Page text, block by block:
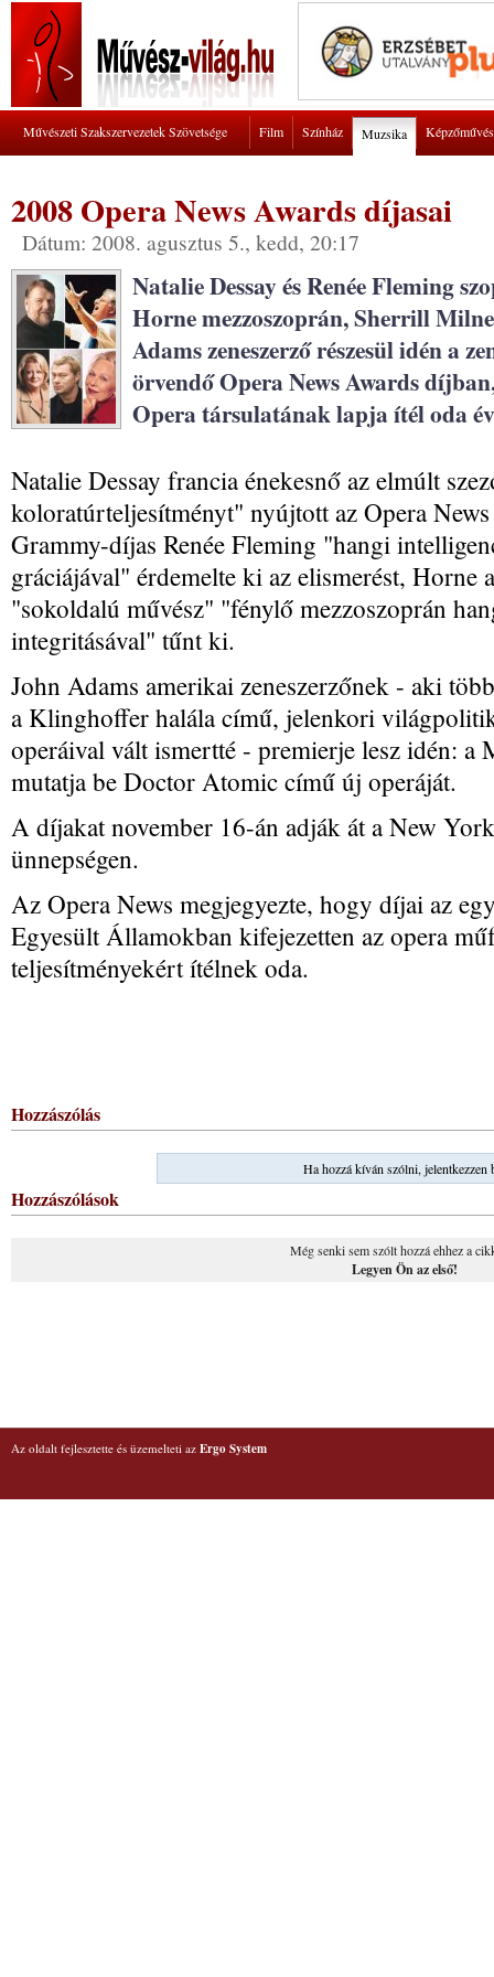
Művészeti Szakszervezetek Szövetsége Film Színház Muzsika
2008 Opera News Awards díjasai
Dátum: 2008. agusztus 5., kedd, 20:17
Natalie Dessay és Renée Fleming
Horne mezzoszoprán, Sherrill
Adams zeneszerző részesül idén a
örvendő Opera News Awards
Opera társulatának lapja ítél oda
Natalie Dessay francia énekesnő az elmúlt
koloratúrteljesítményt" nyújtott az Opera
Grammy-díjas Renée Fleming "hangi
gráciájával" érdemelte ki az elismerést, Horne
"sokoldalú művész" "fénylő mezzoszoprán
integritásával" tűnt ki.
John Adams amerikai zeneszerzőnek - aki
a Klinghoffer halála című, jelenkori
operáival vált ismertté - premierje lesz idén: a
mutatja be Doctor Atomic című új operáját.
A díjakat november 16-án adják át a New
ünnepségen.
Az Opera News megjegyezte, hogy díjai az
Egyesült Államokban kifejezetten az opera
teljesítményekért ítélnek oda.
Hozzászólás
Ha hozzá kíván szólni, jelentkezzen
Hozzászólások
Még senki sem szólt hozzá ehhez a
Legyen Ön az első!
Az oldalt fejlesztette és üzemelteti az Ergo System